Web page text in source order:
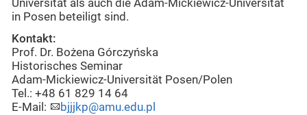
Universität als auch die Adam-Mickiewicz-Universität
in Posen beteiligt sind.
Kontakt:
Prof. Dr. Bożena Górczyńska
Historisches Seminar
Adam-Mickiewicz-Universität Posen/Polen
Tel.: +48 61 829 14 64
E-Mail:
bjjjkp@amu.edu.pl